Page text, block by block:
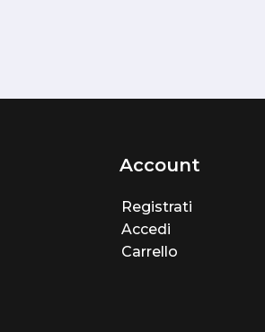
Account
Registrati
Accedi
Carrello